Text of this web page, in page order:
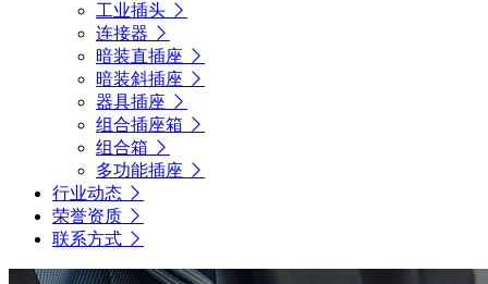
工业插头
连接器
暗装直插座
暗装斜插座
器具插座
组合插座箱
组合箱
多功能插座
行业动态
荣誉资质
联系方式